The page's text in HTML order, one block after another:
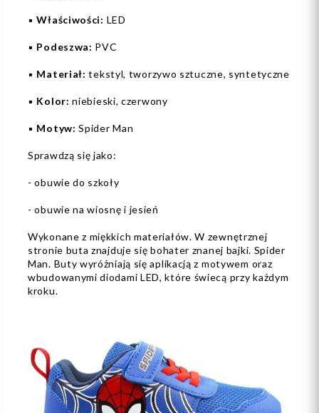
▪️Właściwości: LED
▪️ Podeszwa: PVC
▪️ Materiał:tekstyl, tworzywo sztuczne, syntetyczne
▪️ Kolor:niebieski, czerwony
▪️ Motyw: Spider Man
Sprawdzą się jako:
- obuwie do szkoły
- obuwie na wiosnę i jesień
Wykonane z miękkich materiałów. W zewnętrznej
stronie buta znajduje się bohater znanej bajki. Spider
Man. Buty wyróżniają się aplikacją z motywem oraz
wbudowanymi diodami LED, które świecą przy każdym
kroku.